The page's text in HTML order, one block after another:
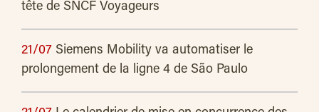
tête de SNCF Voyageurs
21/07 Siemens Mobility va automatiser le
prolongement de la ligne 4 de São Paulo